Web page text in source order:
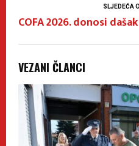
SLJEDEĆA
COFA 2026. donosi
VEZANI ČLANCI